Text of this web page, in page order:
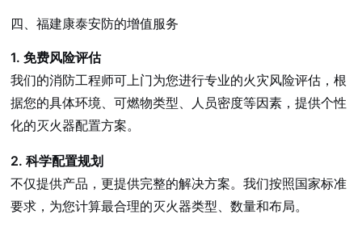
四、福建康泰安防的增值服务
1. 免费风险评估
我们的消防工程师可上门为您进行专业的火灾风险评估，根
据您的具体环境、可燃物类型、人员密度等因素，提供个性
化的灭火器配置方案。
2. 科学配置规划
不仅提供产品，更提供完整的解决方案。我们按照国家标准
要求，为您计算最合理的灭火器类型、数量和布局。